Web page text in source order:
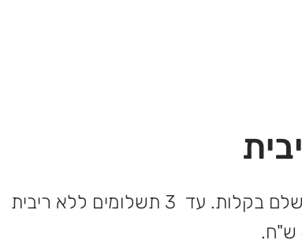
ליהנות מהקנייה ולשלם בקלות. עד 3 תשלומים ללא ריבית